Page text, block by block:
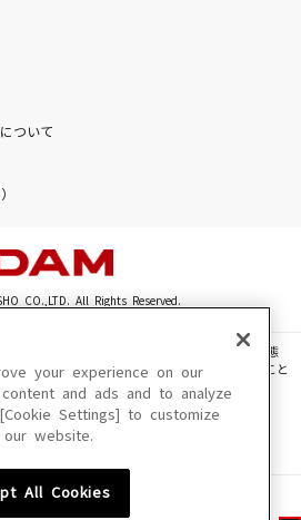
ついて
CO.,LTD. All Rights Reserved.
文章・画像・写真・動画・音声等を、手段や形態
超えて無断で複製、転載、ファイル化などすること
ご利用いただけない場合があります。
内容が変更になる場合があります。
your experience on our
and ads and to analyze
Settings] to customize
website.
All Cookies